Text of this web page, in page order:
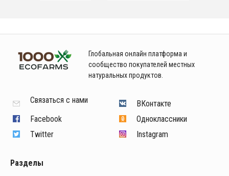
Глобальная онлайн платформа и
сообщество покупателей местных
натуральных продуктов.
Связаться с нами
Facebook
Twitter
ВКонтакте
Одноклассники
Instagram
Разделы